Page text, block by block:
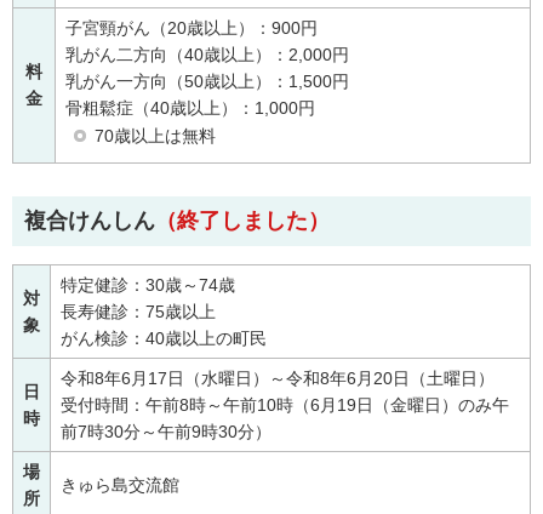
料
金
子宮頸がん（20歳以上）：900円
乳がん二方向（40歳以上）：2,000円
乳がん一方向（50歳以上）：1,500円
骨粗鬆症（40歳以上）：1,000円
70歳以上は無料
複合けんしん （終了しました）
対
象
特定健診：30歳～74歳
長寿健診：75歳以上
がん検診：40歳以上の町民
日
時
令和8年6月17日（水曜日）～令和8年6月20日（土曜日）
受付時間：午前8時～午前10時（6月19日（金曜日）のみ午
前7時30分～午前9時30分）
場
所
きゅら島交流館